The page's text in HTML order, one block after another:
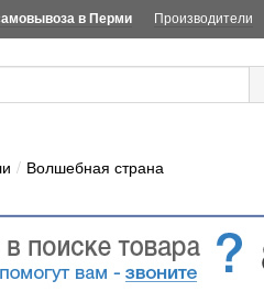
в Перми Производители
Волшебная страна